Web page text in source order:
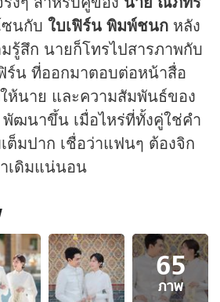
นกับ ใบเฟิร์น พิมพ์ชนก หลัง
รู้สึก นายก็โทรไปสารภาพกับ
ร์น ที่ออกมาตอบต่อหน้าสื่อ
ห้นาย และความสัมพันธ์ของ
ฒนาขึ้น เมื่อไหร่ที่ทั้งคู่ใช่คำ
ต็มปาก เชื่อว่าแฟนๆ ต้องจิก
เดิมแน่นอน
65
ภาพ